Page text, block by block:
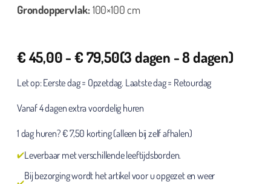
Grondoppervlak:100×100 cm
€45,00-€79,50(3 dagen - 8 dagen)
Let op: Eerste dag = Opzetdag. Laatste dag = Retourdag
Vanaf 4 dagen extra voordelig huren
1 dag huren? € 7,50 korting (alleen bij zelf afhalen)
Leverbaar met verschillende leeftijdsborden.
Bij bezorging wordt het artikel voor u opgezet en weer